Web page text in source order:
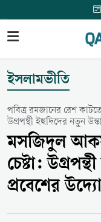
ইসলামভীতি
পবিত্র রমজানের রেশ
উগ্রপন্থী ইহুদিদের নতুন
মসজিদুল
চেষ্টা:
প্রবেশের